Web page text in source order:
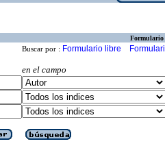
Formulario
Buscar por : Formulario libre
en el campo